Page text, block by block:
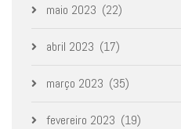
maio 2023 (22)
abril 2023 (17)
março 2023 (35)
fevereiro 2023 (19)